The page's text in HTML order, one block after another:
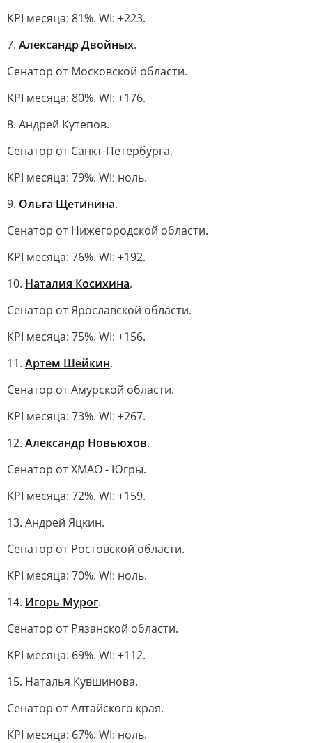
KPI месяца: 81%. WI: +223.
7. Александр Двойных.
Сенатор от Московской области.
KPI месяца: 80%. WI: +176.
8. Андрей Кутепов.
Сенатор от Санкт-Петербурга.
KPI месяца: 79%. WI: ноль.
9. Ольга Щетинина.
Сенатор от Нижегородской области.
KPI месяца: 76%. WI: +192.
10. Наталия Косихина.
Сенатор от Ярославской области.
KPI месяца: 75%. WI: +156.
11. Артем Шейкин.
Сенатор от Амурской области.
KPI месяца: 73%. WI: +267.
12. Александр Новьюхов.
Сенатор от ХМАО - Югры.
KPI месяца: 72%. WI: +159.
13. Андрей Яцкин.
Сенатор от Ростовской области.
KPI месяца: 70%. WI: ноль.
14. Игорь Мурог.
Сенатор от Рязанской области.
KPI месяца: 69%. WI: +112.
15. Наталья Кувшинова.
Сенатор от Алтайского края.
KPI месяца: 67%. WI: ноль.